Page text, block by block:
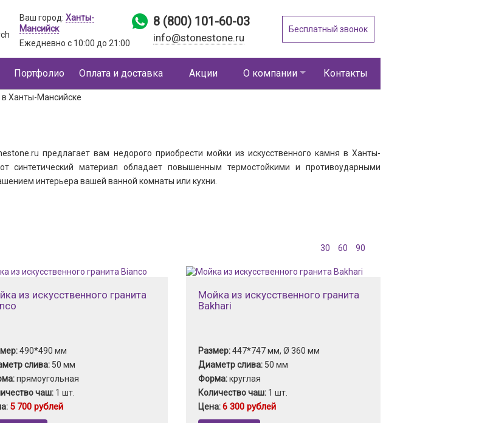
Ваш город:Ханты-
Мансийск
Ежедневнос 10:00 до 21:00
8 (800) 101-60-03
info@stonestone.ru
Бесплатный звонок
Портфолио Оплата и доставка Акции О компании Контакты
в Ханты-Мансийске
предлагает вам недорого приобрести мойки из искусственного камня в Ханты-
синтетический материал обладает повышенным термостойкими и противоударными
интерьера вашей ванной комнаты или кухни.
30 60 90
из искусственного гранита
490*490 мм
слива: 50 мм
прямоугольная
чаш: 1 шт.
5 700 рублей
Мойка из искусственного гранита
Bakhari
Размер:447*747 мм, Ø 360 мм
Диаметр слива: 50 мм
Форма:круглая
Количество чаш: 1 шт.
Цена:6 300 рублей